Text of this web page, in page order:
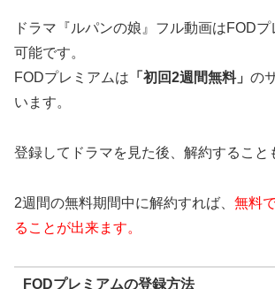
ドラマ『ルパンの娘』フル動画はFOD
可能です。
FODプレミアムは 「初回2週間無料」 の
います。
登録してドラマを見た後、解約すること
2週間の無料期間中に解約すれば、 無料
ることが出来ます。
FODプレミアムの登録方法